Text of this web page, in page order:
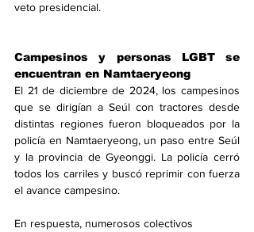
veto presidencial.
Campesinos y personas LGBT se
encuentran en Namtaeryeong
El 21 de diciembre de 2024, los campesinos
que se dirigían a Seúl con tractores desde
distintas regiones fueron bloqueados por la
policía en Namtaeryeong, un paso entre Seúl
y la provincia de Gyeonggi. La policía cerró
todos los carriles y buscó reprimir con fuerza
el avance campesino.
En respuesta, numerosos colectivos